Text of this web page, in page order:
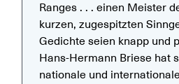
Ranges . . . einen Meister
kurzen, zugespitzten
Gedichte seien knapp und
Hans-Hermann Briese hat
nationale und